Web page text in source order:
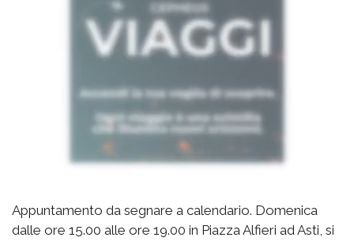
Appuntamento da segnare a calendario. Domenica
dalle ore 15.00 alle ore 19.00 in Piazza Alfieri ad Asti, si